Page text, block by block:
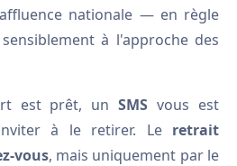
nationale — en règle
à l'approche des
est prêt, unSMS vous est
à le retirer. Le retrait
vous, mais uniquement par le